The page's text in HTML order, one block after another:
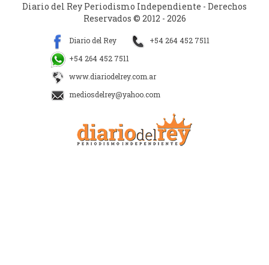
Diario del Rey Periodismo Independiente - Derechos
Reservados © 2012 - 2026
Diario del Rey
+54 264 452 7511
+54 264 452 7511
www.diariodelrey.com.ar
mediosdelrey@yahoo.com